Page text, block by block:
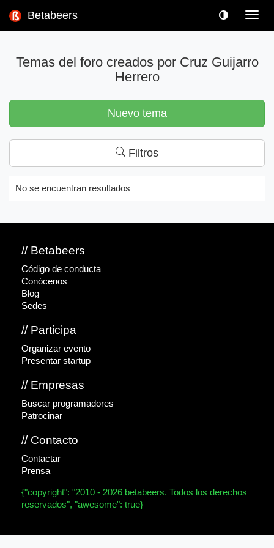
Betabeers
Temas del foro creados por Cruz Guijarro
Herrero
Nuevo tema
Filtros
No se encuentran resultados
// Betabeers
Código de conducta
Conócenos
Blog
Sedes
// Participa
Organizar evento
Presentar startup
// Empresas
Buscar programadores
Patrocinar
// Contacto
Contactar
Prensa
{"copyright": "2010 - 2026 betabeers. Todos los derechos
reservados", "awesome": true}